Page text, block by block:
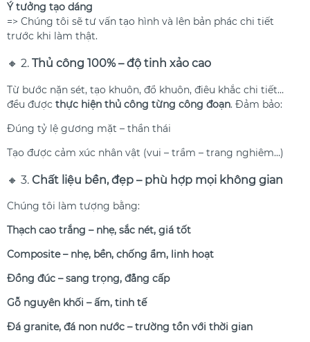
Ý tưởng tạo dáng
=> Chúng tôi sẽ tư vấn tạo hình và lên bản phác chi tiết
trước khi làm thật.
🔸 2. Thủ công 100% – độ tinh xảo cao
Từ bước nặn sét, tạo khuôn, đổ khuôn, điêu khắc chi tiết…
đều được thực hiện thủ công từng công đoạn. Đảm bảo:
Đúng tỷ lệ gương mặt – thần thái
Tạo được cảm xúc nhân vật (vui – trầm – trang nghiêm…)
🔸 3. Chất liệu bền, đẹp – phù hợp mọi không gian
Chúng tôi làm tượng bằng:
Thạch cao trắng – nhẹ, sắc nét, giá tốt
Composite – nhẹ, bền, chống ẩm, linh hoạt
Đồng đúc – sang trọng, đẳng cấp
Gỗ nguyên khối – ấm, tinh tế
Đá granite, đá non nước – trường tồn với thời gian